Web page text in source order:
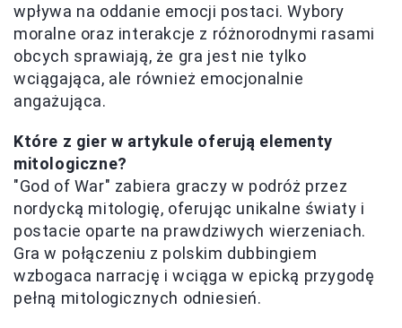
wpływa na oddanie emocji postaci. Wybory
moralne oraz interakcje z różnorodnymi rasami
obcych sprawiają, że gra jest nie tylko
wciągająca, ale również emocjonalnie
angażująca.
Które z gier w artykule oferują elementy
mitologiczne?
"God of War" zabiera graczy w podróż przez
nordycką mitologię, oferując unikalne światy i
postacie oparte na prawdziwych wierzeniach.
Gra w połączeniu z polskim dubbingiem
wzbogaca narrację i wciąga w epicką przygodę
pełną mitologicznych odniesień.